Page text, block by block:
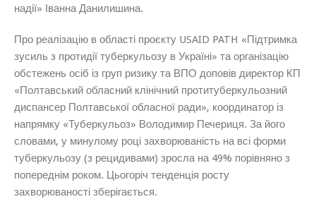
надії» Іванна Данилишина.
Про реалізацію в області проєкту USAID PATH «Підтримка
зусиль з протидії туберкульозу в Україні» та організацію
обстежень осіб із груп ризику та ВПО доповів директор КП
«Полтавський обласний клінічний протитуберкульозний
диспансер Полтавської обласної ради», координатор із
напрямку «Туберкульоз» Володимир Печериця. За його
словами, у минулому році захворюваність на всі форми
туберкульозу (з рецидивами) зросла на 49% порівняно з
попереднім роком. Цьогоріч тенденція росту
захворюваності зберігається.